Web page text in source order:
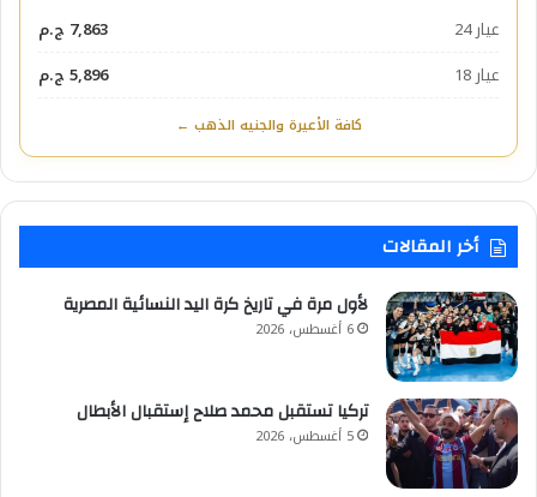
عيار 24
7,863 ج.م
عيار 18
5,896 ج.م
كافة الأعيرة والجنيه الذهب ←
أخر المقالات
لأول مرة في تاريخ كرة اليد النسائية المصرية
6 أغسطس، 2026
تركيا تستقبل محمد صلاح إستقبال الأبطال
5 أغسطس، 2026